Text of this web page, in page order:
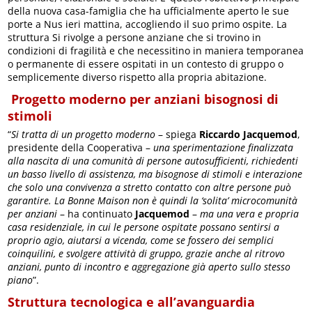
della nuova casa-famiglia che ha ufficialmente aperto le sue
porte a Nus ieri mattina, accogliendo il suo primo ospite. La
struttura Si rivolge a persone anziane che si trovino in
condizioni di fragilità e che necessitino in maniera temporanea
o permanente di essere ospitati in un contesto di gruppo o
semplicemente diverso rispetto alla propria abitazione.
Progetto moderno per anziani bisognosi di
stimoli
“Si tratta di un progetto moderno – spiega Riccardo Jacquemod,
presidente della Cooperativa –una sperimentazione finalizzata
alla nascita di una comunità di persone autosufficienti, richiedenti
un basso livello di assistenza, ma bisognose di stimoli e interazione
che solo una convivenza a stretto contatto con altre persone può
garantire. La Bonne Maison non è quindi la ‘solita’ microcomunità
per anziani – ha continuato Jacquemod –ma una vera e propria
casa residenziale, in cui le persone ospitate possano sentirsi a
proprio agio, aiutarsi a vicenda, come se fossero dei semplici
coinquilini, e svolgere attività di gruppo, grazie anche al ritrovo
anziani, punto di incontro e aggregazione già aperto sullo stesso
piano”.
Struttura tecnologica e all’avanguardia